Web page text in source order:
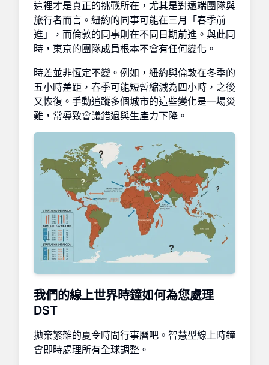
這裡才是真正的挑戰所在，尤其是對遠端團隊與
旅行者而言。紐約的同事可能在三月「春季前
進」，而倫敦的同事則在不同日期前進。與此同
時，東京的團隊成員根本不會有任何變化。
時差並非恆定不變。例如，紐約與倫敦在冬季的
五小時差距，春季可能短暫縮減為四小時，之後
又恢復。手動追蹤多個城市的這些變化是一場災
難，常導致會議錯過與生產力下降。
我們的線上世界時鐘如何為您處理
DST
拋棄繁雜的夏令時間行事曆吧。智慧型線上時鐘
會即時處理所有全球調整。